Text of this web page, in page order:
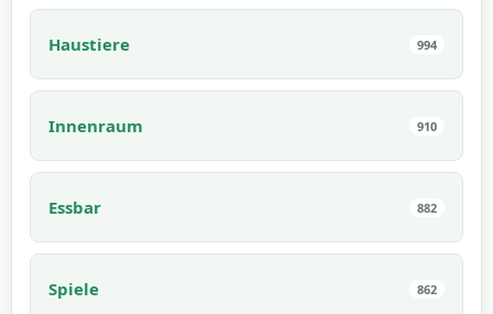
Haustiere 994
Innenraum 910
Essbar 882
Spiele 862